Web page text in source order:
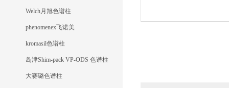
Welch月旭色谱柱
phenomenex飞诺美
kromasil色谱柱
岛津Shim-pack VP-ODS 色谱柱
大赛璐色谱柱